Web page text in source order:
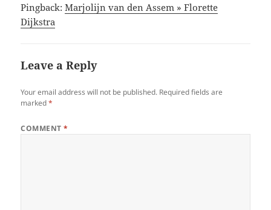
Pingback:Marjolijn van den Assem » Florette
Dijkstra
Leave a Reply
Your email address will not be published. Required fields are
marked*
COMMENT*